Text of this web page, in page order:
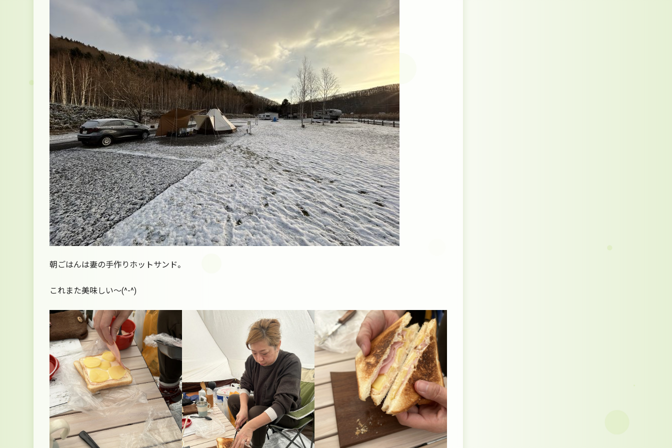
朝ごはんは妻の手作りホットサンド。
これまた美味しい～(^-^)